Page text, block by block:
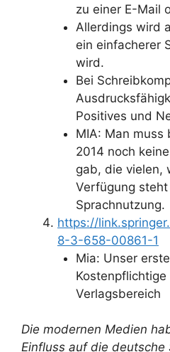
zu einer E-Mail
Allerdings wird
ein einfacherer
wird.
Bei
Positives und
MIA: Man muss
2014 noch
gab, die vielen,
Verfügung
Sprachnutzung.
https://
8-3-658-00861-1
Mia: Unser
Verlagsbereich
Die modernen Medien
Einfluss auf die deutsche